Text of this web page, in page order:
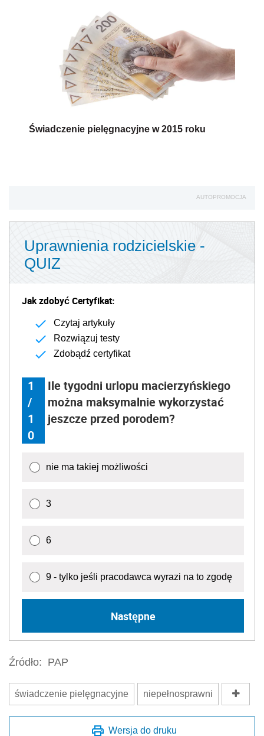
Świadczenie pielęgnacyjne w 2015 roku
AUTOPROMOCJA
Uprawnienia rodzicielskie -
QUIZ
Jak zdobyć Certyfikat:
Czytaj artykuły
Rozwiązuj testy
Zdobądź certyfikat
1
/
1
0
Ile tygodni urlopu macierzyńskiego
można maksymalnie wykorzystać
jeszcze przed porodem?
nie ma takiej możliwości
3
6
9 - tylko jeśli pracodawca wyrazi na to zgodę
Następne
Źródło: PAP
świadczenie pielęgnacyjne niepełnosprawni
Wersja do druku